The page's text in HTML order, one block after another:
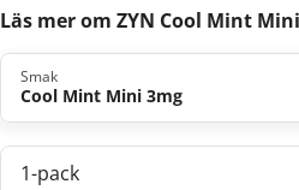
Läs mer om ZYN Cool Mint
Smak
Cool Mint Mini 3mg
1-pack